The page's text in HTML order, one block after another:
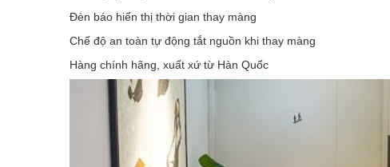
Đèn báo hiển thị thời gian thay màng
Chế độ an toàn tự động tắt nguồn khi thay màng
Hàng chính hãng, xuất xứ từ Hàn Quốc